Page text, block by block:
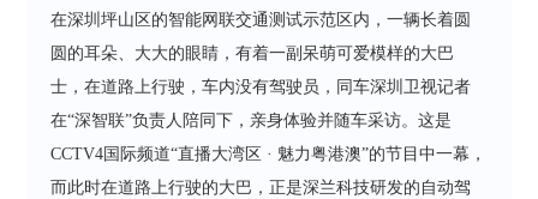
在深圳坪山区的智能网联交通测试示范区内，一辆长着圆
圆的耳朵、大大的眼睛，有着一副呆萌可爱模样的大巴
士，在道路上行驶，车内没有驾驶员，同车深圳卫视记者
在“深智联”负责人陪同下，亲身体验并随车采访。这是
CCTV4国际频道“直播大湾区 · 魅力粤港澳”的节目中一幕，
而此时在道路上行驶的大巴，正是深兰科技研发的自动驾